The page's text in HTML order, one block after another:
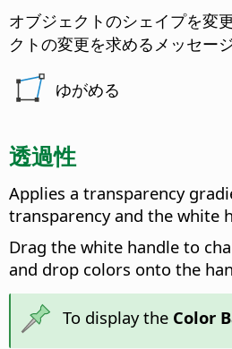
オブジェクトのシェイプを変
クトの変更を求めるメッセー
ゆがめる
透過性
Applies a transparency
transparency and the white
Drag the white handle to
and drop colors onto the
To display the Color